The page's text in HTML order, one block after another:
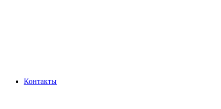
Контакты